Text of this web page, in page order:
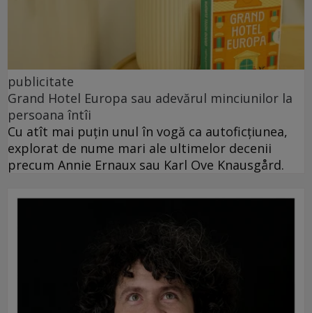
publicitate
Grand Hotel Europa sau adevărul minciunilor la
persoana întîi
Cu atît mai puțin unul în vogă ca autoficțiunea,
explorat de nume mari ale ultimelor decenii
precum Annie Ernaux sau Karl Ove Knausgård.